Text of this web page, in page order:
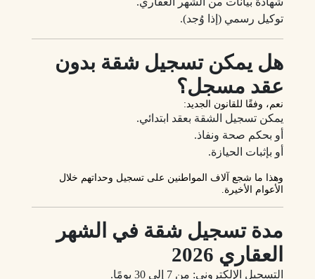
توكيل رسمي (إذا وُجد).
هل يمكن تسجيل شقة بدون
عقد مسجل؟
نعم، وفقًا للقانون الجديد:
يمكن تسجيل الشقة بعقد ابتدائي.
أو بحكم صحة ونفاذ.
أو بإثبات الحيازة.
وهذا ما شجع آلاف المواطنين على تسجيل وحداتهم خلال
الأعوام الأخيرة.
مدة تسجيل شقة في الشهر
العقاري 2026
التسجيل الإلكتروني: من 7 إلى 30 يومًا.